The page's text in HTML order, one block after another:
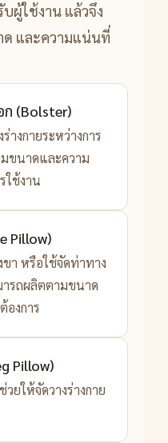
ผู้ใช้งาน แล้วจึง
และความแน่นที่
(Bolster)
างกายระหว่างการ
ขนาดและความ
ใช้งาน
Pillow)
า หรือใช้จัดท่าทาง
ารถผลิตตามขนาด
องการ
Pillow)
ยให้จัดวางร่างกาย